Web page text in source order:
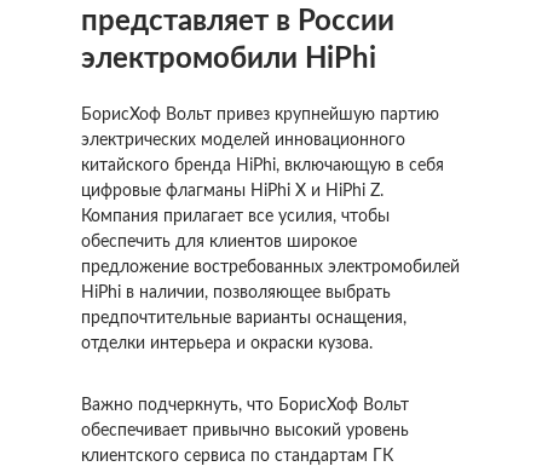
представляет в России
электромобили HiPhi
БорисХоф Вольт привез крупнейшую партию
электрических моделей инновационного
китайского бренда HiPhi, включающую в себя
цифровые флагманы HiPhi X и HiPhi Z.
Компания прилагает все усилия, чтобы
обеспечить для клиентов широкое
предложение востребованных электромобилей
HiPhi в наличии, позволяющее выбрать
предпочтительные варианты оснащения,
отделки интерьера и окраски кузова.
Важно подчеркнуть, что БорисХоф Вольт
обеспечивает привычно высокий уровень
клиентского сервиса по стандартам ГК